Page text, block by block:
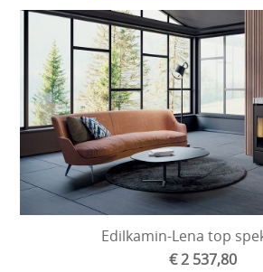
Edilkamin-Lena top
€ 2 537,80